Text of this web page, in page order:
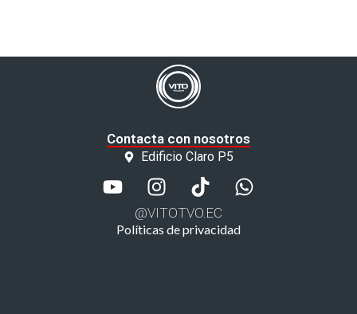
Contacta con nosotros
Edificio Claro P5
@VITOTVO.EC
Políticas de privacidad